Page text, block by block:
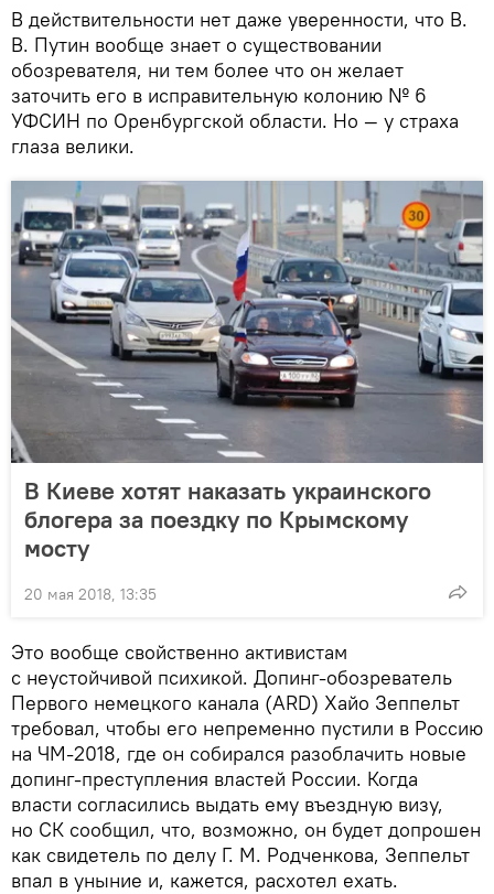
В действительности нет даже уверенности, что В.
В. Путин вообще знает о существовании
обозревателя, ни тем более что он желает
заточить его в исправительную колонию № 6
УФСИН по Оренбургской области. Но — у страха
глаза велики.
В Киеве хотят наказать украинского
блогера за поездку по Крымскому
мосту
20 мая 2018, 13:35
Это вообще свойственно активистам
с неустойчивой психикой. Допинг-обозреватель
Первого немецкого канала (ARD) Хайо Зеппельт
требовал, чтобы его непременно пустили в Россию
на ЧМ-2018, где он собирался разоблачить новые
допинг-преступления властей России. Когда
власти согласились выдать ему въездную визу,
но СК сообщил, что, возможно, он будет допрошен
как свидетель по делу Г. М. Родченкова, Зеппельт
впал в уныние и, кажется, расхотел ехать.